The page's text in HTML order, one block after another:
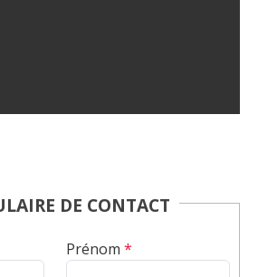
DE CONTACT
Prénom *